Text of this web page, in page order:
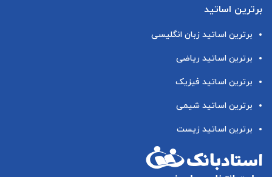
برترین اساتید
برترین اساتید زبان انگلیسی
برترین اساتید ریاضی
برترین اساتید فیزیک
برترین اساتید شیمی
برترین اساتید زیست